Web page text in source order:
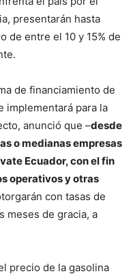
presentarán hasta
de entre el 10 y 15% de
de financiamiento de
implementará para la
anunció que –desde
o medianas empresas
Ecuador, con el fin
operativos y otras
con tasas de
meses de gracia, a
precio de la gasolina